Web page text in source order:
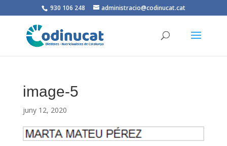
930 106 248 administracio@codinucat.cat
image-5
juny 12, 2020